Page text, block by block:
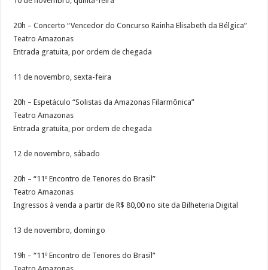
20h – Concerto “Vencedor do Concurso Rainha Elisabeth da Bélgica”
Teatro Amazonas
Entrada gratuita, por ordem de chegada
11 de novembro, sexta-feira
20h – Espetáculo “Solistas da Amazonas Filarmônica”
Teatro Amazonas
Entrada gratuita, por ordem de chegada
12 de novembro, sábado
20h – “11º Encontro de Tenores do Brasil”
Teatro Amazonas
Ingressos à venda a partir de R$ 80,00 no site da Bilheteria Digital
13 de novembro, domingo
19h – “11º Encontro de Tenores do Brasil”